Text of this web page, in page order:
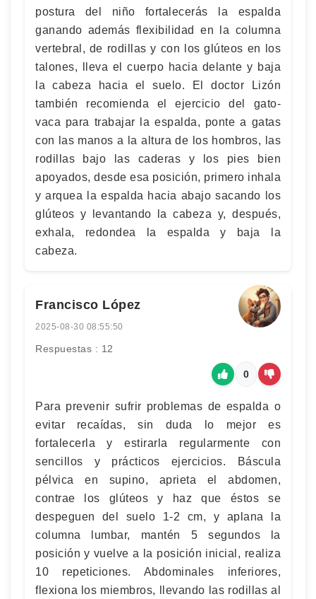
postura del niño fortalecerás la espalda
ganando además flexibilidad en la columna
vertebral, de rodillas y con los glúteos en los
talones, lleva el cuerpo hacia delante y baja
la cabeza hacia el suelo. El doctor Lizón
también recomienda el ejercicio del gato-
vaca para trabajar la espalda, ponte a gatas
con las manos a la altura de los hombros, las
rodillas bajo las caderas y los pies bien
apoyados, desde esa posición, primero inhala
y arquea la espalda hacia abajo sacando los
glúteos y levantando la cabeza y, después,
exhala, redondea la espalda y baja la
cabeza.
Francisco López
2025-08-30 08:55:50
Respuestas : 12
0
Para prevenir sufrir problemas de espalda o
evitar recaídas, sin duda lo mejor es
fortalecerla y estirarla regularmente con
sencillos y prácticos ejercicios. Báscula
pélvica en supino, aprieta el abdomen,
contrae los glúteos y haz que éstos se
despeguen del suelo 1-2 cm, y aplana la
columna lumbar, mantén 5 segundos la
posición y vuelve a la posición inicial, realiza
10 repeticiones. Abdominales inferiores,
flexiona los miembros, llevando las rodillas al